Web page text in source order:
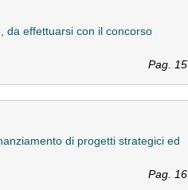
da effettuarsi con il concorso
Pag. 15
di progetti strategici ed
Pag. 16